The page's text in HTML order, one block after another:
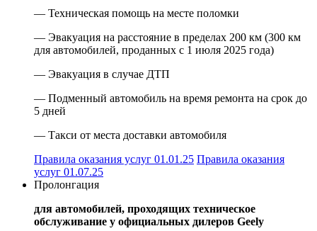
— Техническая помощь на месте поломки
— Эвакуация на расстояние в пределах 200 км (300 км
для автомобилей, проданных с 1 июля 2025 года)
— Эвакуация в случае ДТП
— Подменный автомобиль на время ремонта на срок до
5 дней
— Такси от места доставки автомобиля
Правила оказания услуг 01.01.25 Правила оказания
услуг 01.07.25
Пролонгация
для автомобилей, проходящих техническое
обслуживание у официальных дилеров Geely